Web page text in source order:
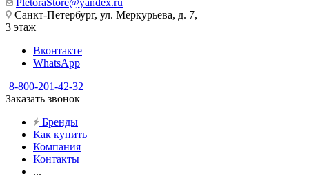
PletoraStore@yandex.ru
Санкт-Петербург, ул. Меркурьева, д. 7,
3 этаж
Вконтакте
WhatsApp
8-800-201-42-32
Заказать звонок
Бренды
Как купить
Компания
Контакты
...